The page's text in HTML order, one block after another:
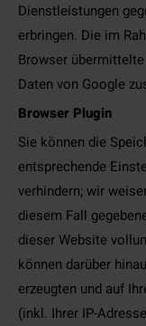
Dienstleistungen
erbringen. Die im
Browser
Daten von Google
Browser Plugin
Sie können die
entsprechende
verhindern; wir
diesem Fall
dieser Website
können darüber
erzeugten und auf
(inkl. Ihrer IP-